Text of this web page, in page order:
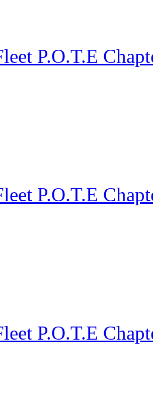
P.O.T.E
P.O.T.E
P.O.T.E